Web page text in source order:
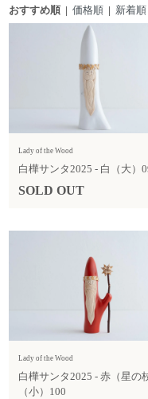
おすすめ順 |価格順 | 新着順
Lady of the Wood
白樺サンタ2025 - 白（大）
SOLD OUT
Lady of the Wood
白樺サンタ2025 - 赤（星の
（小）100